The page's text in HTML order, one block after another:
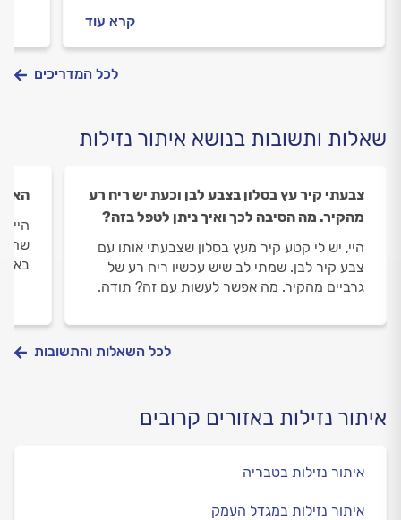
קרא עוד
לכל המדריכים
שאלות ותשובות בנושא איתור נזילות
צבעתי קיר עץ בסלון בצבע לבן וכעת יש ריח רע
מהקיר. מה הסיבה לכך ואיך ניתן לטפל בזה?
היי, יש לי קטע קיר מעץ בסלון שצבעתי אותו עם
צבע קיר לבן. שמתי לב שיש עכשיו ריח רע של
גרביים מהקיר. מה אפשר לעשות עם זה? תודה.
האם
היי,
לכל השאלות והתשובות
איתור נזילות באזורים קרובים
איתור נזילות בטבריה
איתור נזילות במגדל העמק